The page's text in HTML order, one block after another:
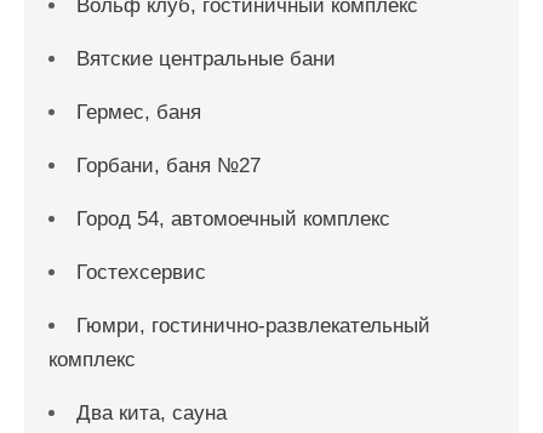
Вольф клуб, гостиничный комплекс
Вятские центральные бани
Гермес, баня
Горбани, баня №27
Город 54, автомоечный комплекс
Гостехсервис
Гюмри, гостинично-развлекательный
комплекс
Два кита, сауна